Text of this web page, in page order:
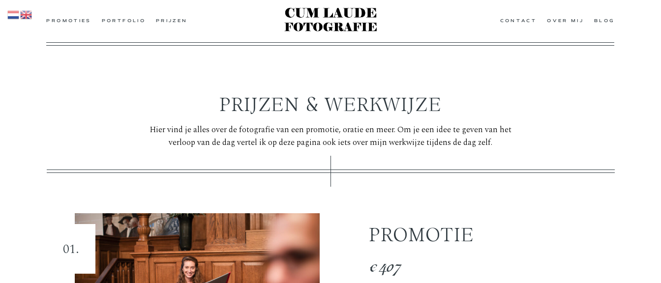
PROMOTIES PORTFOLIO PRIJZEN CONTACT OVER MIJ BLOG
PRIJZEN & WERKWIJZE
Hier vind je alles over de fotografie van een promotie, oratie en meer. Om je een idee te geven van het
verloop van de dag vertel ik op deze pagina ook iets over mijn werkwijze tijdens de dag zelf.
PROMOTIE
01.
€407